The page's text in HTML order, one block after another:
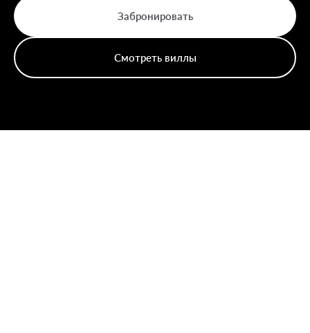
Смотреть виллы
Забронировать